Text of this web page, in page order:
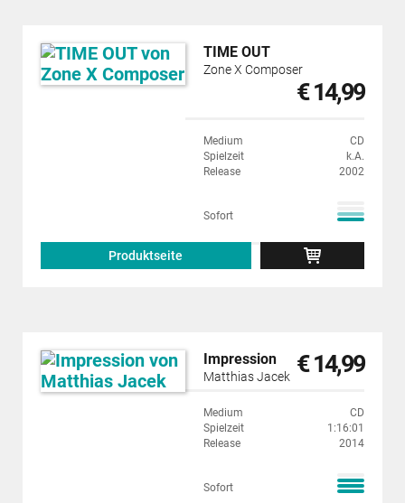
TIME OUT
Zone X Composer
€ 14,99
Medium
CD
Spielzeit
k.A.
Release
2002
Sofort
Produktseite
Impression
Matthias Jacek € 14,99
Medium
CD
Spielzeit
1:16:01
Release
2014
Sofort